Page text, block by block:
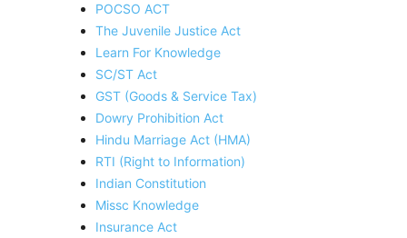
POCSO ACT
The Juvenile Justice Act
Learn For Knowledge
SC/ST Act
GST (Goods & Service Tax)
Dowry Prohibition Act
Hindu Marriage Act (HMA)
RTI (Right to Information)
Indian Constitution
Missc Knowledge
Insurance Act